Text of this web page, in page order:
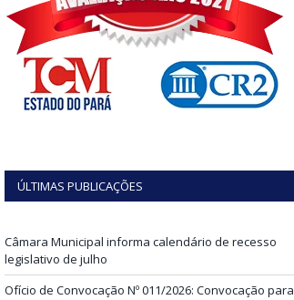
ÚLTIMAS PUBLICAÇÕES
Câmara Municipal informa calendário de recesso
legislativo de julho
Ofício de Convocação Nº 011/2026: Convocação para